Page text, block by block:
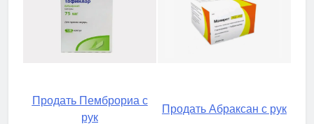
Продать Пемброриа с
рук
Продать Абраксан с рук